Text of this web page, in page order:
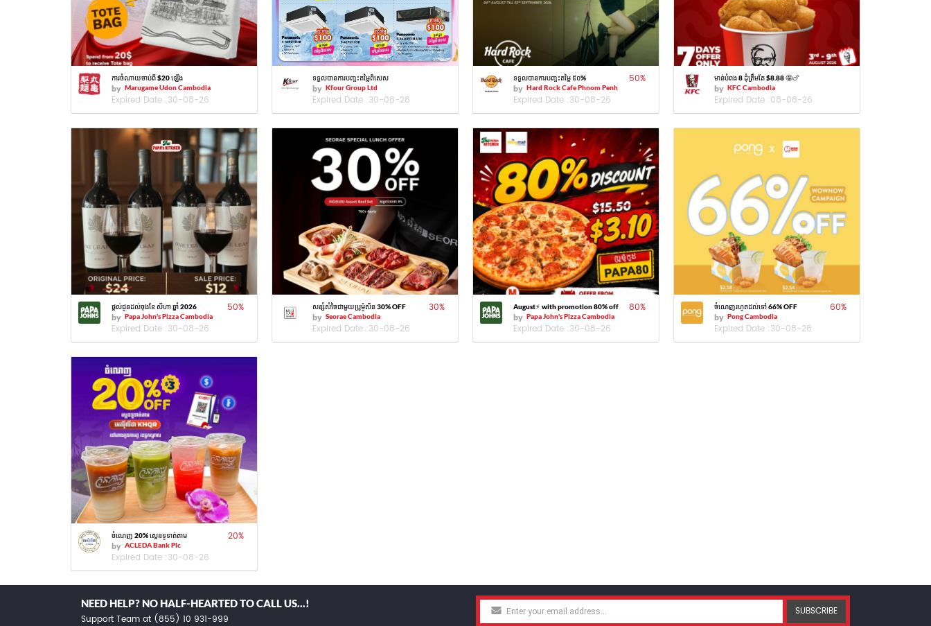
ការចំណាយចាប់ពី $20 ឡើង
by Marugame Udon Cambodia
Expired Date :30-08-26
ទទួលបានការបញ្ចុះតម្លៃពិសេស
by Kfour Group Ltd
Expired Date :30-08-26
ទទួលបានការបញ្ចុះតម្លៃ ៥០%
by Hard Rock Cafe Phnom Penh
Expired Date :30-08-26
50% មាន់បំពង 8 ដុំត្រឹមតែ $8.88 🤩🍗
by KFC Cambodia
Expired Date :08-08-26
ផ្តល់ជូនដល់ចុងខែ សីហា ឆ្នាំ 2026
by Papa John's Pizza Cambodia
Expired Date :30-08-26
50% សន្សំសំចៃជាមួយប្រូម៉ូសិន 30% OFF
by Seorae Cambodia
Expired Date :30-08-26
30% August⚡️ with promotion 80% off
by Papa John's Pizza Cambodia
Expired Date :30-08-26
80% ចំណេញរហូតដល់ទៅ 66% OFF
by Pong Cambodia
Expired Date :30-08-26
60%
ចំណេញ 20% ស្កេនទូទាត់តាម
by ACLEDA Bank Plc
Expired Date :30-08-26
20%
NEED HELP? NO HALF-HEARTED TO CALL US...!
Support Team at (855) 10 931-999
SUBSCRIBE